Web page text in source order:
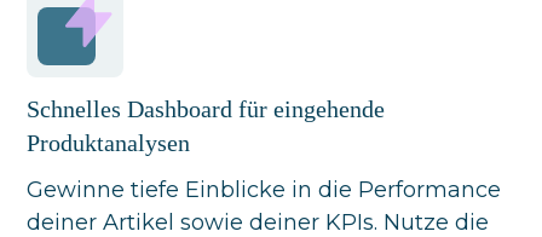
Schnelles Dashboard für eingehende
Produktanalysen
Gewinne tiefe Einblicke in die Performance
deiner Artikel sowie deiner KPIs. Nutze die